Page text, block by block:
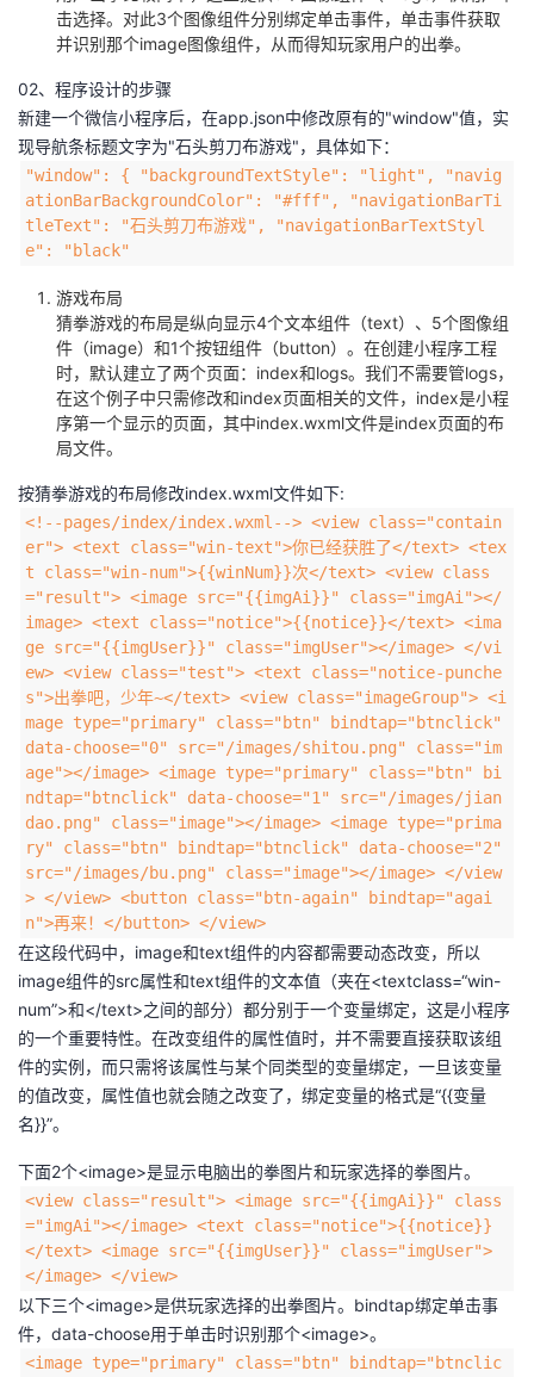
击选择。对此3个图像组件分别绑定单击事件，单击事件获取
并识别那个image图像组件，从而得知玩家用户的出拳。
02、程序设计的步骤
新建一个微信小程序后，在app.json中修改原有的"window"值，实
现导航条标题文字为"石头剪刀布游戏"，具体如下：
"window": { "backgroundTextStyle": "light", "navig
ationBarBackgroundColor": "#fff", "navigationBarTi
tleText": "石头剪刀布游戏", "navigationBarTextStyl
e": "black"
游戏布局
猜拳游戏的布局是纵向显示4个文本组件（text）、5个图像组
件（image）和1个按钮组件（button）。在创建小程序工程
时，默认建立了两个页面：index和logs。我们不需要管logs，
在这个例子中只需修改和index页面相关的文件，index是小程
序第一个显示的页面，其中index.wxml文件是index页面的布
局文件。
按猜拳游戏的布局修改index.wxml文件如下:
<!--pages/index/index.wxml--> <view class="contain
er"> <text class="win-text">你已经获胜了</text> <tex
t class="win-num">{{winNum}}次</text> <view class
="result"> <image src="{{imgAi}}" class="imgAi"></
image> <text class="notice">{{notice}}</text> <ima
ge src="{{imgUser}}" class="imgUser"></image> </vi
ew> <view class="test"> <text class="notice-punche
s">出拳吧，少年~</text> <view class="imageGroup"> <i
mage type="primary" class="btn" bindtap="btnclick"
data-choose="0" src="/images/shitou.png" class="im
age"></image> <image type="primary" class="btn" bi
ndtap="btnclick" data-choose="1" src="/images/jian
dao.png" class="image"></image> <image type="prima
ry" class="btn" bindtap="btnclick" data-choose="2"
src="/images/bu.png" class="image"></image> </view
> </view> <button class="btn-again" bindtap="agai
n">再来！</button> </view>
在这段代码中，image和text组件的内容都需要动态改变，所以
image组件的src属性和text组件的文本值（夹在<textclass=“win-
num”>和</text>之间的部分）都分别于一个变量绑定，这是小程序
的一个重要特性。在改变组件的属性值时，并不需要直接获取该组
件的实例，而只需将该属性与某个同类型的变量绑定，一旦该变量
的值改变，属性值也就会随之改变了，绑定变量的格式是“{{变量
名}}”。
下面2个<image>是显示电脑出的拳图片和玩家选择的拳图片。
<view class="result"> <image src="{{imgAi}}" class
="imgAi"></image> <text class="notice">{{notice}}
</text> <image src="{{imgUser}}" class="imgUser">
</image> </view>
以下三个<image>是供玩家选择的出拳图片。bindtap绑定单击事
件，data-choose用于单击时识别那个<image>。
<image type="primary" class="btn" bindtap="btnclic